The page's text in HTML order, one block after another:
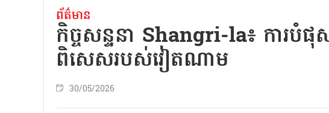
ព័ត៌មាន
កិច្ចសន្ទនា Shangri-la៖ ការបំ
ពិសេសរបស់វៀតណាម
30/05/2026